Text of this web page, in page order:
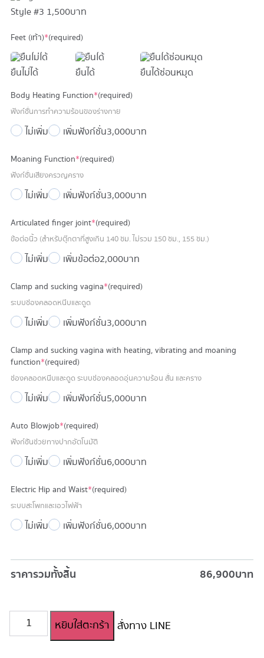
Style #3 1,500 บาท
Feet (เท้า)*(required)
ยืนไม่ได้ ยืนได้ ยืนได้ซ่อนหมุด
Body Heating Function*(required)
ฟังก์ชั่นการทำความร้อนของร่างกาย
ไม่เพิ่ม เพิ่มฟังก์ชั่น3,000 บาท
Moaning Function*(required)
ฟังก์ชั่นเสียงครวญคราง
ไม่เพิ่ม เพิ่มฟังก์ชั่น3,000 บาท
Articulated finger joint*(required)
ข้อต่อนิ้ว (สำหรับตุ๊กตาที่สูงเกิน 140 ซม. ไม่รวม 150 ซม., 155 ซม.)
ไม่เพิ่ม เพิ่มข้อต่อ2,000 บาท
Clamp and sucking vagina*(required)
ระบบช่องคลอดหนีบและดูด
ไม่เพิ่ม เพิ่มฟังก์ชั่น3,000 บาท
Clamp and sucking vagina with heating, vibrating and moaning
function*(required)
ช่องคลอดหนีบและดูด ระบบช่องคลอดอุ่นความร้อน สั่น และคราง
ไม่เพิ่ม เพิ่มฟังก์ชั่น5,000 บาท
Auto Blowjob*(required)
ฟังก์ชันช่วยทางปากอัตโนมัติ
ไม่เพิ่ม เพิ่มฟังก์ชั่น6,000 บาท
Electric Hip and Waist*(required)
ระบบสะโพกและเอวไฟฟ้า
ไม่เพิ่ม เพิ่มฟังก์ชั่น6,000 บาท
ราคารวมทั้งสิ้น 86,900บาท
จำนวน
ตุ๊กตา
หยิบใส่ตะกร้า สั่งทาง LINE